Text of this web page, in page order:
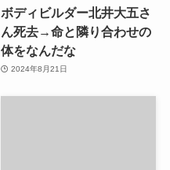
ボディビルダー北井大五さ
ん死去→命と隣り合わせの
体をなんだな
2024年8月21日